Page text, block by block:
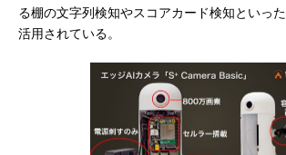
る棚の文字列検知やスコアカード検知といっ
活用されている。